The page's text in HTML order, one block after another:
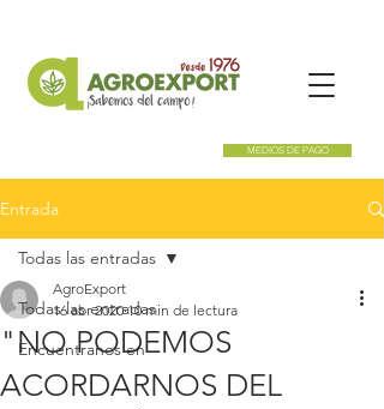
MEDIOS DE PAGO
Entrada
Todas las entradas
Encuentranos en
Todas las entradas
"NO PODEMOS
ACORDARNOS DEL
AgroExport
16 abr 2020 10 min de lectura